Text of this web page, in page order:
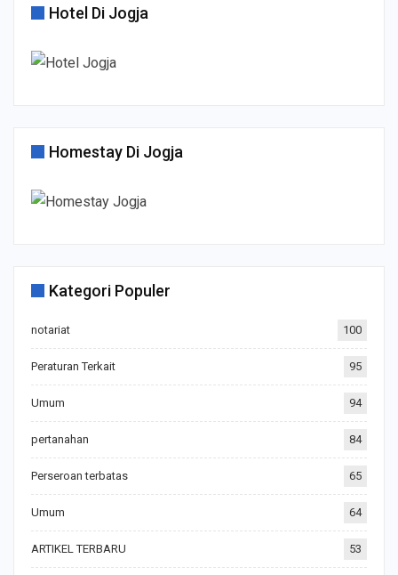
Hotel Di Jogja
Homestay Di Jogja
Kategori Populer
notariat 100
Peraturan Terkait 95
Umum 94
pertanahan 84
Perseroan terbatas 65
Umum 64
ARTIKEL TERBARU 53